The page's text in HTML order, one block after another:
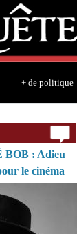
+ de politique
BOB : Adieu
le cinéma